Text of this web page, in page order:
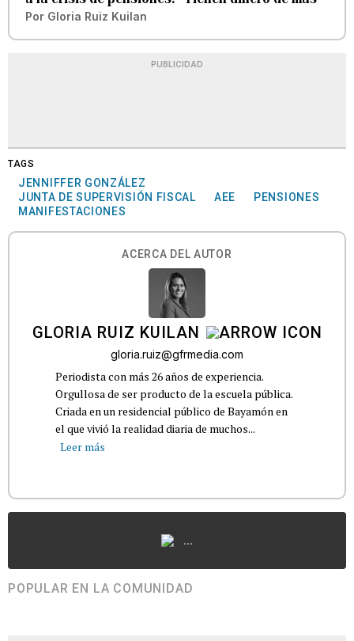
Por Gloria Ruiz Kuilan
PUBLICIDAD
TAGS
JENNIFFER GONZÁLEZ
JUNTA DE SUPERVISIÓN FISCAL
AEE
PENSIONES
MANIFESTACIONES
ACERCA DEL AUTOR
GLORIA RUIZ KUILAN
gloria.ruiz@gfrmedia.com
Periodista con más 26 años de experiencia.
Orgullosa de ser producto de la escuela pública.
Criada en un residencial público de Bayamón en
el que vivió la realidad diaria de muchos...
Leer más
...
POPULAR EN LA COMUNIDAD